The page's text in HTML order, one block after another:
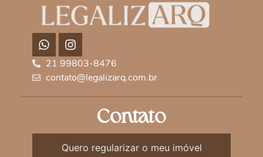
21 99803-8476
contato@legalizarq.com.br
Contato
Quero regularizar o meu imóvel